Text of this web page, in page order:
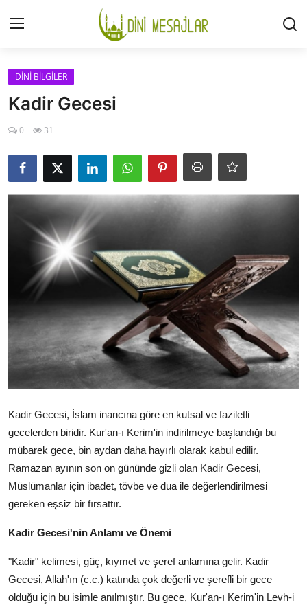
Giriş
HAKKIMIZDA
DESTEKLİYORUM
SURELER
NAMAZ
DUALAR
KİMDİR?
DİNİ MESAJLAR
KISSADAN HİSSE
DİNİ BİLGİLER
DİNİ BİLGİLER
Kadir Gecesi
0 31
Kadir Gecesi, İslam inancına göre en kutsal ve faziletli
gecelerden biridir. Kur'an-ı Kerim'in indirilmeye başlandığı bu
mübarek gece, bin aydan daha hayırlı olarak kabul edilir.
Ramazan ayının son on gününde gizli olan Kadir Gecesi,
Müslümanlar için ibadet, tövbe ve dua ile değerlendirilmesi
gereken eşsiz bir fırsattır.
Kadir Gecesi'nin Anlamı ve Önemi
"Kadir" kelimesi, güç, kıymet ve şeref anlamına gelir. Kadir
Gecesi, Allah'ın (c.c.) katında çok değerli ve şerefli bir gece
olduğu için bu isimle anılmıştır. Bu gece, Kur'an-ı Kerim'in Levh-i